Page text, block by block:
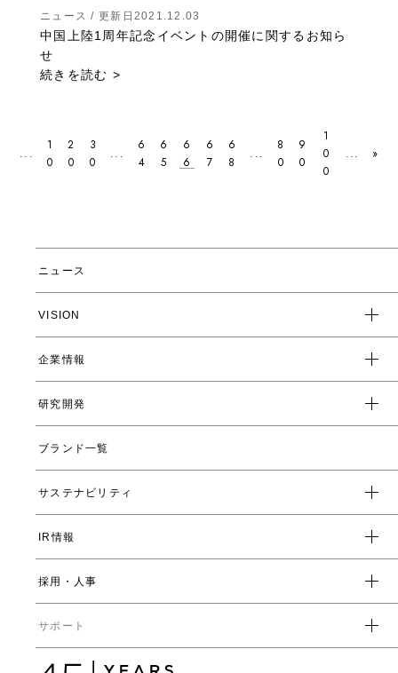
ニュース / 更新日2021.12.03
中国上陸1周年記念イベントの開催に関するお知ら
せ
続きを読む >
...
1
0
2
0
3
0
...
6
4
6
5
6
6
6
7
6
8
...
8
0
9
0
1
0
0
... »
ニュース
VISION
企業スローガン
クレド
企業情報
トップメッセージ
会社概要
数字で見るヤーマン
受賞一覧
直営店・百貨店
研究開発
ヤーマンの研究開発とは
ヤーマンの技術
開発ストーリー
ブランド一覧
サステナビリティ
環境
社会
IR情報
経営方針
コーポレートガバナンス
IRライブラリ一覧
株式情報
採用・人事
人事からのメッセージ
数字で見るヤーマン
サポート